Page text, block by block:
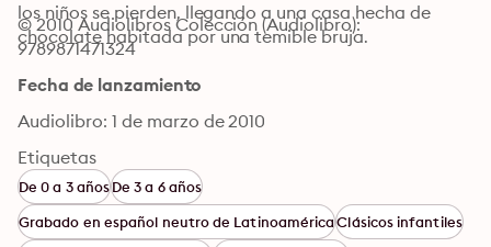
los niños se pierden, llegando a una casa hecha de
chocolate habitada por una temible bruja.
© 2010 Audiolibros Colección (Audiolibro):
9789871471324
Fecha de lanzamiento
Audiolibro: 1 de marzo de 2010
Etiquetas
De 0 a 3 añosDe 3 a 6 años
Grabado en español neutro de LatinoaméricaClásicos infantiles